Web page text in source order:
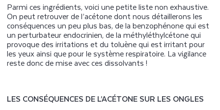
Parmi ces ingrédients, voici une petite liste non exhaustive.
On peut retrouver de l’acétone dont nous détaillerons les
conséquences un peu plus bas, de la benzophénone qui est
un perturbateur endocrinien, de la méthyléthylcétone qui
provoque des irritations et du toluène qui est irritant pour
les yeux ainsi que pour le système respiratoire. La vigilance
reste donc de mise avec ces dissolvants !
LES CONSÉQUENCES DE L’ACÉTONE SUR LES ONGLES